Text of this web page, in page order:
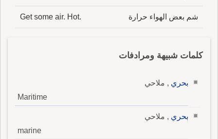
شم بعض الهواء حرارة Get some air. Hot.
كلمات شبيهة ومرادفات
بحري , ملاحي
Maritime
بحري , ملاحي
marine